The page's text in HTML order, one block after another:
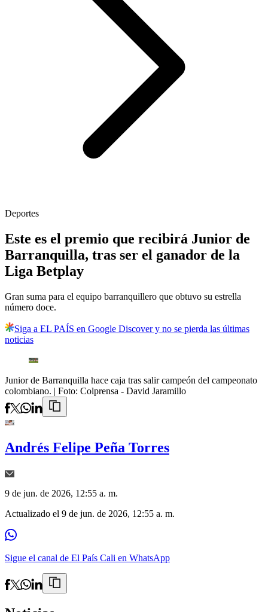
Deportes
Este es el premio que recibirá Junior de
Barranquilla, tras ser el ganador de la
Liga Betplay
Gran suma para el equipo barranquillero que obtuvo su estrella
número doce.
Siga a EL PAÍS en Google Discover y no se pierda las últimas
noticias
Junior de Barranquilla hace caja tras salir campeón del campeonato
colombiano. | Foto: Colprensa - David Jaramillo
Andrés Felipe Peña Torres
9 de jun. de 2026, 12:55 a. m.
Actualizado el 9 de jun. de 2026, 12:55 a. m.
Sigue el canal de El País Cali en WhatsApp